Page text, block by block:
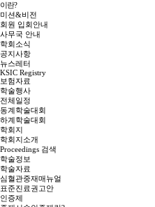
이란?
미션&비전
회원 입회안내
사무국 안내
학회소식
공지사항
뉴스레터
KSIC Registry
보험자료
학술행사
전체일정
동계학술대회
하계학술대회
학회지
학회지소개
Proceedings 검색
학술정보
학술자료
심혈관중재매뉴얼
표준진료권고안
인증제